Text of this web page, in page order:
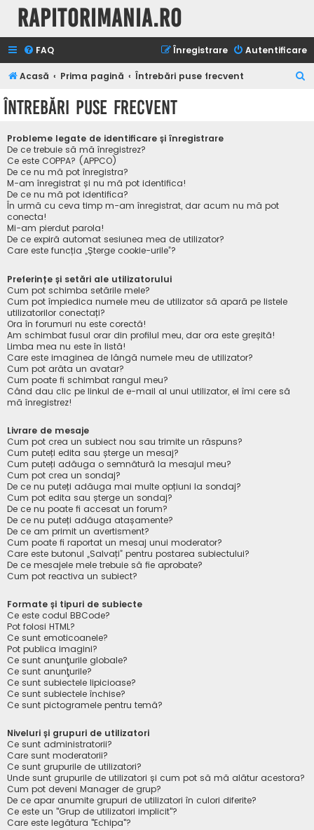
Rapitorimania.ro
FAQ Autentificare
Înregistrare
Acasă Prima pagină Întrebări puse frecvent
Întrebări puse frecvent
Probleme legate de identificare și înregistrare
De ce trebuie să mă înregistrez?
Ce este COPPA? (APPCO)
De ce nu mă pot înregistra?
M-am înregistrat și nu mă pot identifica!
De ce nu mă pot identifica?
În urmă cu ceva timp m-am înregistrat, dar acum nu mă pot
conecta!
Mi-am pierdut parola!
De ce expiră automat sesiunea mea de utilizator?
Care este funcția „Șterge cookie-urile”?
Preferințe și setări ale utilizatorului
Cum pot schimba setările mele?
Cum pot împiedica numele meu de utilizator să apară pe listele
utilizatorilor conectați?
Ora în forumuri nu este corectă!
Am schimbat fusul orar din profilul meu, dar ora este greșită!
Limba mea nu este în listă!
Care este imaginea de lângă numele meu de utilizator?
Cum pot arăta un avatar?
Cum poate fi schimbat rangul meu?
Când dau clic pe linkul de e-mail al unui utilizator, el îmi cere să
mă înregistrez!
Livrare de mesaje
Cum pot crea un subiect nou sau trimite un răspuns?
Cum puteți edita sau șterge un mesaj?
Cum puteți adăuga o semnătură la mesajul meu?
Cum pot crea un sondaj?
De ce nu puteți adăuga mai multe opțiuni la sondaj?
Cum pot edita sau șterge un sondaj?
De ce nu poate fi accesat un forum?
De ce nu puteți adăuga atașamente?
De ce am primit un avertisment?
Cum poate fi raportat un mesaj unui moderator?
Care este butonul „Salvați” pentru postarea subiectului?
De ce mesajele mele trebuie să fie aprobate?
Cum pot reactiva un subiect?
Formate și tipuri de subiecte
Ce este codul BBCode?
Pot folosi HTML?
Ce sunt emoticoanele?
Pot publica imagini?
Ce sunt anunţurile globale?
Ce sunt anunţurile?
Ce sunt subiectele lipicioase?
Ce sunt subiectele închise?
Ce sunt pictogramele pentru temă?
Niveluri și grupuri de utilizatori
Ce sunt administratorii?
Care sunt moderatorii?
Ce sunt grupurile de utilizatori?
Unde sunt grupurile de utilizatori și cum pot să mă alătur acestora?
Cum pot deveni Manager de grup?
De ce apar anumite grupuri de utilizatori în culori diferite?
Ce este un "Grup de utilizatori implicit"?
Care este legătura "Echipa"?